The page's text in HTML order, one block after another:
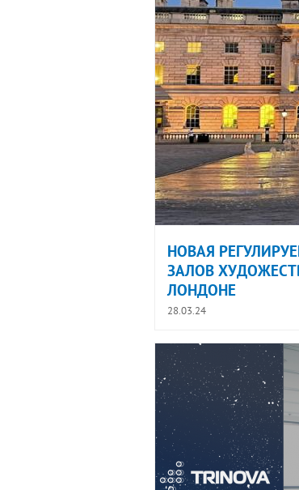
НОВАЯ
ЗАЛОВ
ЛОНДОНЕ
28.03.24